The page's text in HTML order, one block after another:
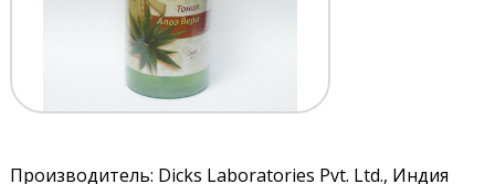
Производитель: Dicks Laboratories Pvt. Ltd., Индия